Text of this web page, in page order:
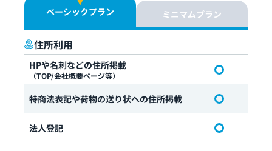
ベーシックプラン ミニマムプラン
住所利用
HPや名刺などの住所掲載
（TOP/会社概要ページ等）
特商法表記や荷物の送り状への住所掲載
法人登記